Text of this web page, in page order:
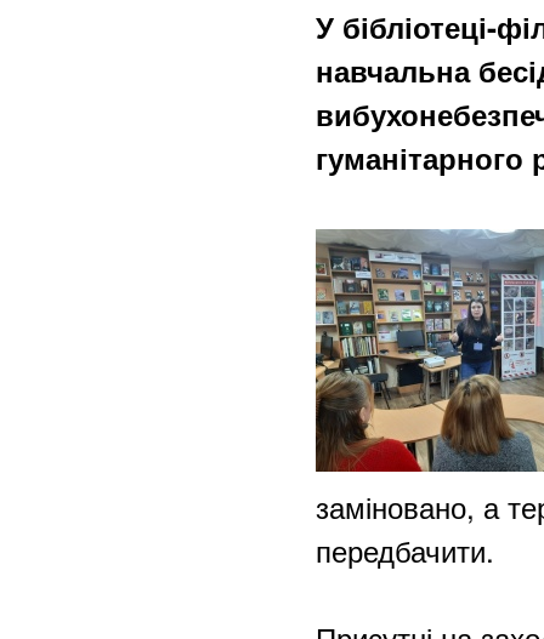
У бібліотеці-
навчальна
заміновано, а
передбачити.